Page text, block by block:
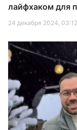
лайфхаком для
24 декабря 2024, 03:12